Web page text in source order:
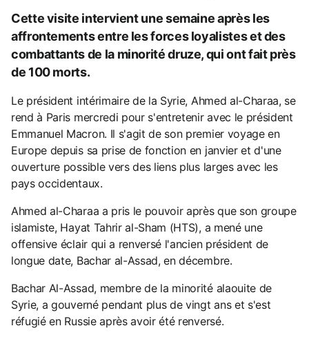
Cette visite intervient une semaine après les
affrontements entre les forces loyalistes et des
combattants de la minorité druze, qui ont fait près
de 100 morts.
Le président intérimaire de la Syrie, Ahmed al-Charaa, se
rend à Paris mercredi pour s'entretenir avec le président
Emmanuel Macron. Il s'agit de son premier voyage en
Europe depuis sa prise de fonction en janvier et d'une
ouverture possible vers des liens plus larges avec les
pays occidentaux.
Ahmed al-Charaa a pris le pouvoir après que son groupe
islamiste, Hayat Tahrir al-Sham (HTS), a mené une
offensive éclair qui a renversé l'ancien président de
longue date, Bachar al-Assad, en décembre.
Bachar Al-Assad, membre de la minorité alaouite de
Syrie, a gouverné pendant plus de vingt ans et s'est
réfugié en Russie après avoir été renversé.